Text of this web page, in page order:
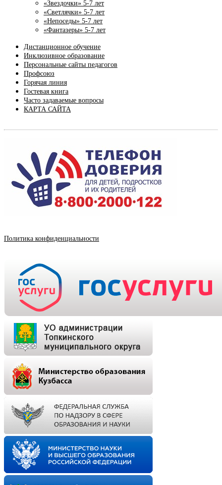
«Звездочки» 5-7 лет
«Светлячки» 5-7 лет
«Непоседы» 5-7 лет
«Фантазеры» 5-7 лет
Дистанционное обучение
Инклюзивное образование
Персональные сайты педагогов
Профсоюз
Горячая линия
Гостевая книга
Часто задаваемые вопросы
КАРТА САЙТА
Политика конфиденциальности